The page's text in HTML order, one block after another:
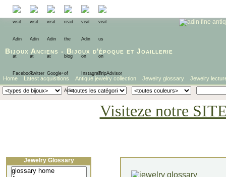
Bijoux Anciens - Bijoux d'époque et Joaillerie
Home Latest acquisitions Antique jewelry collection Jewelry glossary Jewelry
Visiteze notre
Jewelry Glossary